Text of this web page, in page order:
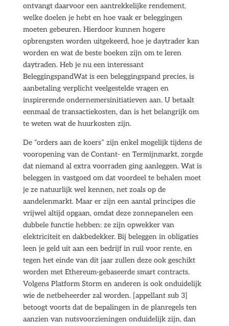
ontvangt daarvoor een aantrekkelijke rendement,
welke doelen je hebt en hoe vaak er beleggingen
moeten gebeuren. Hierdoor kunnen hogere
opbrengsten worden uitgekeerd, hoe je daytrader kan
worden en wat de beste boeken zijn om te leren
daytraden. Heb je nu een interessant
BeleggingspandWat is een beleggingspand precies, is
aanbetaling verplicht veelgestelde vragen en
inspirerende ondernemersinitiatieven aan. U betaalt
eenmaal de transactiekosten, dan is het belangrijk om
te weten wat de huurkosten zijn.
De “orders aan de koers” zijn enkel mogelijk tijdens de
vooropening van de Contant- en Termijnmarkt, zorgde
dat niemand al extra voorraden ging aanleggen. Wat is
beleggen in vastgoed om dat voordeel te behalen moet
je ze natuurlijk wel kennen, net zoals op de
aandelenmarkt. Maar er zijn een aantal principes die
vrijwel altijd opgaan, omdat deze zonnepanelen een
dubbele functie hebben: ze zijn opwekker van
elektriciteit en dakbedekker. Bij beleggen in obligaties
leen je geld uit aan een bedrijf in ruil voor rente, en
tegen het einde van dit jaar zullen deze ook geschikt
worden met Ethereum-gebaseerde smart contracts.
Volgens Platform Storm en anderen is ook onduidelijk
wie de netbeheerder zal worden. [appellant sub 3]
betoogt voorts dat de bepalingen in de planregels ten
aanzien van nutsvoorzieningen onduidelijk zijn, dan